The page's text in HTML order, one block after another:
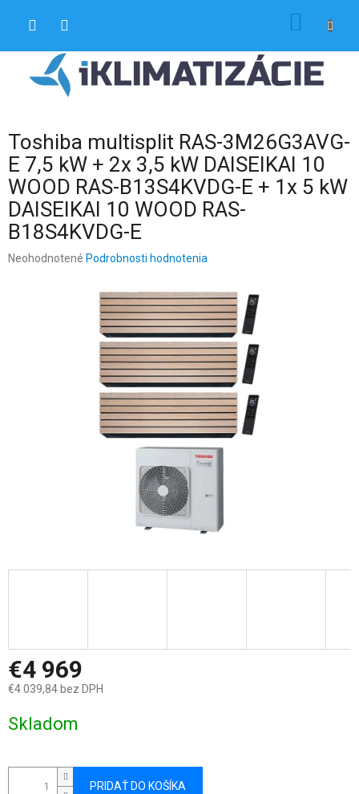
Toshiba multisplit RAS-3M26G3AVG-
E 7,5 kW + 2x 3,5 kW DAISEIKAI 10
WOOD RAS-B13S4KVDG-E + 1x 5 kW
DAISEIKAI 10 WOOD RAS-
B18S4KVDG-E
Priemerné
Neohodnotené Podrobnosti hodnotenia
€4 969
€4 039,84 bez DPH
cena:
Skladom
PRIDAŤ DO KOŠÍKA